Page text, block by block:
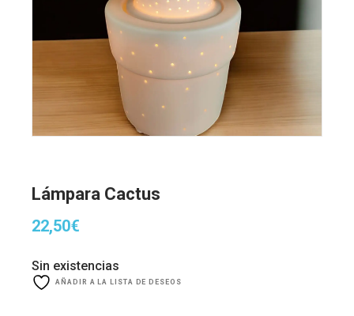
Lámpara Cactus
22,50€
Sin existencias
AÑADIR A LA LISTA DE DESEOS